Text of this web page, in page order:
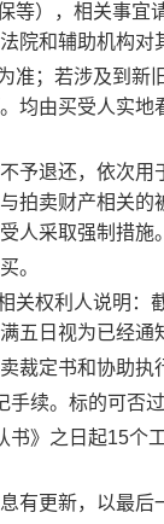
等），相关事
院和辅助机构对
准；若涉及到
均由买受人实
予退还，依次
拍卖财产相关
人采取强制措施
。
关权利人说明
五日视为已经
裁定书和协助
手续。标的可否
书》之日起15个
有更新，以最后